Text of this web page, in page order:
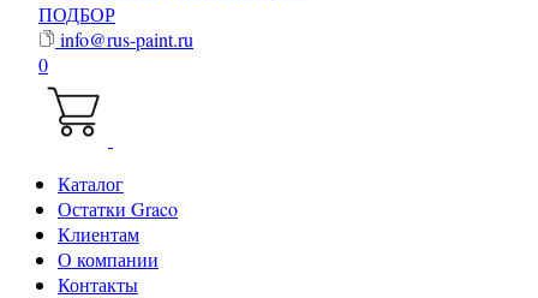
ПОДБОР
info@rus-paint.ru
0
Каталог
Остатки Graco
Клиентам
О компании
Контакты